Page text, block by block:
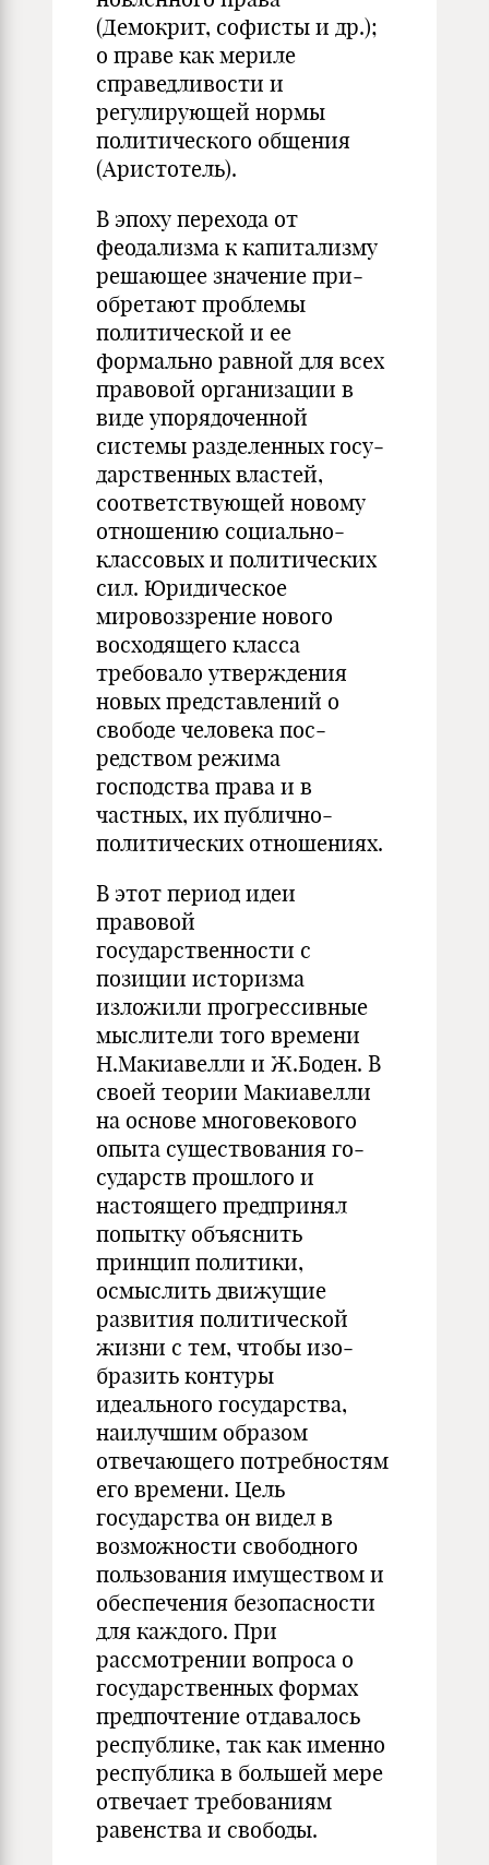
(Демокрит, софисты и др.);
о праве как мериле
справедли­вости и
регулирующей нормы
политического общения
(Аристотель).
В эпоху перехода от
феодализма к капитализму
решающее значение при­
обретают проблемы
политической и ее
формально равной для всех
пра­вовой организации в
виде упорядоченной
системы разделенных госу­
дарственных властей,
соответствующей новому
отношению социально-
клас­совых и политических
сил. Юридическое
мировоззрение нового
восходящего класса
требовало утверждения
новых представлений о
свободе человека пос­
редством режима
господства права и в
частных, их публично-
политических отношениях.
В этот период идеи
правовой
государственности с
позиции историзма
изложили прогрессивные
мыслители того времени
Н.Макиавелли и Ж.Боден. В
своей теории Макиавелли
на основе многовекового
опыта существования го­
сударств прошлого и
настоящего предпринял
попытку объяснить
принцип по­ли­тики,
осмыслить движущие
развития политической
жизни с тем, чтобы изо­
бразить контуры
идеального государства,
наилучшим образом
отвечающего потребностям
его времени. Цель
государства он видел в
возможности сво­бодного
пользования имуществом и
обеспечения безопасности
для каждого. При
рассмотрении вопроса о
государственных формах
предпочтение отда­валось
республике, так как именно
республика в большей мере
отвечает тре­бованиям
равенства и свободы.